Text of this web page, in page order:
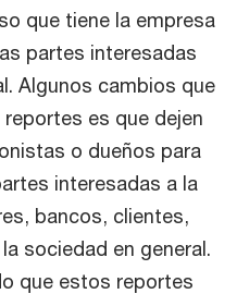
que tiene la empresa
partes interesadas
Algunos cambios que
es que dejen
o dueños para
interesadas a la
bancos, clientes,
sociedad en general.
que estos reportes